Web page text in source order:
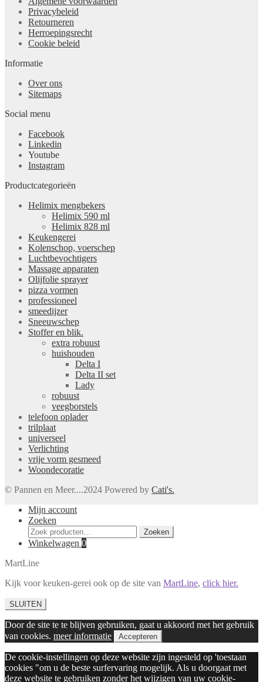
Privacybeleid
Retourneren
Herroepingsrecht
Cookie beleid
Informatie
Over ons
Sitemaps
Social menu
Facebook
Linkedin
Youtube
Instagram
Productcategorieën
Helimix mengbekers
Helimix 590 ml
Helimix 828 ml
Keukengerei
Kolenschop, voerschep
Luchtbevochtigers
Massage apparaten
Olijfolie sprayer
pizza vormen
professioneel
smeedijzer
Sneeuwschep
Stoffer en blik.
extra robuust
huishouden
Delta I
Delta II set
Lady
robuust
veegborstels
telefoon oplader
trilplaat
universeel
Verlichting
vrije vorm gesmeed
Woondecoratie
© Pannen en Meer....2024 Powered by Cati's.
Mijn account
Zoeken
Zoeken
naar:
Zoeken
Winkelwagen 0
MartLine
Kijk voor keuken-gerei ook op de site van MartLine, click hier.
SLUITEN
Door de site te te blijven gebruiken, gaat u akkoord met het gebruik
van cookies. meer informatie Accepteren
De cookie-instellingen op deze website zijn ingesteld op 'toestaan
cookies "om u de beste surfervaring mogelijk. Als u doorgaat met
deze website te gebruiken zonder het wijzigen van uw cookie-